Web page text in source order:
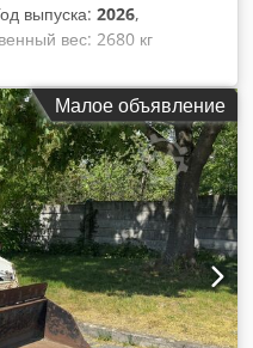
выпуска: 2026,
вес: 2680 кг
337 x 172 x 197 см
да Собственный
3378 x 1727 x 1972
модель двигателя:
/ 48,9 л. с. Цилиндры: 4
колеса: 30×10-16 Ширина
устройство
функция:
регистрация Отсутствует
Малое объявление